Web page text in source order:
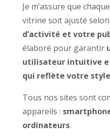
Je m’assure que
vitrine soit ajusté selon
d’activité et votre
élaboré pour garantir
utilisateur intuitive
qui reflète votre style
Tous nos sites sont
appareils :
ordinateurs.